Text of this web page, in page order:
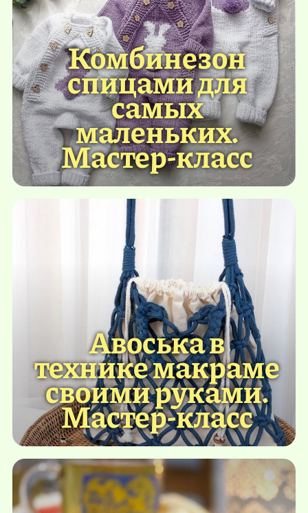
Комбинезон
спицами для
самых
маленьких.
Мастер-класс
Авоська в
технике макраме
своими руками.
Мастер-класс